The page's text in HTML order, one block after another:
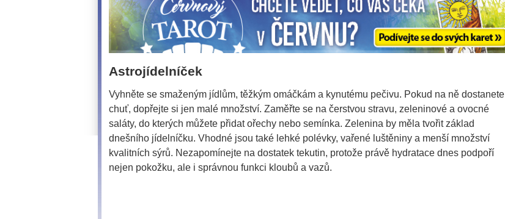
Astrojídelníček
Vyhněte se smaženým jídlům, těžkým omáčkám a kynutému pečivu. Pokud na ně dostanete
chuť, dopřejte si jen malé množství. Zaměřte se na čerstvou stravu, zeleninové a ovocné
saláty, do kterých můžete přidat ořechy nebo semínka. Zelenina by měla tvořit základ
dnešního jídelníčku. Vhodné jsou také lehké polévky, vařené luštěniny a menší množství
kvalitních sýrů. Nezapomínejte na dostatek tekutin, protože právě hydratace dnes podpoří
nejen pokožku, ale i správnou funkci kloubů a vazů.